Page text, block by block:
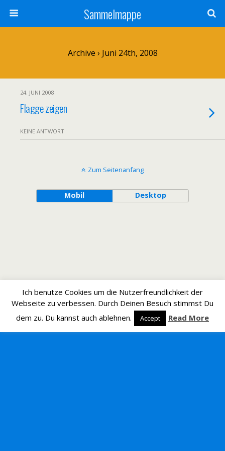
Sammelmappe
Archive › Juni 24th, 2008
24. JUNI 2008
Flagge zeigen
KEINE ANTWORT
Zum Seitenanfang
Mobil Desktop
Ich benutze Cookies um die Nutzerfreundlichkeit der
Webseite zu verbessen. Durch Deinen Besuch stimmst Du
dem zu. Du kannst auch ablehnen.
Accept Read More